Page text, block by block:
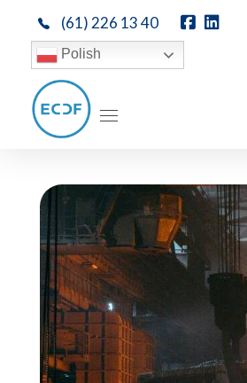
(61) 226 13 40
Polish